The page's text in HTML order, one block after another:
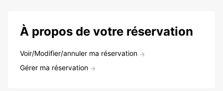
À propos de votre réservation
Voir/Modifier/annuler ma réservation
Gérer ma réservation